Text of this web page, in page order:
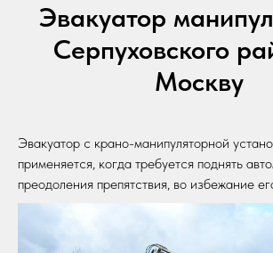
Эвакуатор
Серпуховского
Москву
Эвакуатор с крано-манипуляторной
применяется, когда требуется поднять
преодоления препятствия, во избежание